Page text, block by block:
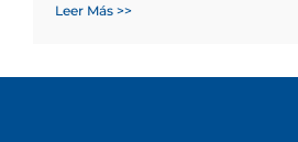
Leer Más >>